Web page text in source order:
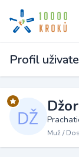
Profil
Muž /